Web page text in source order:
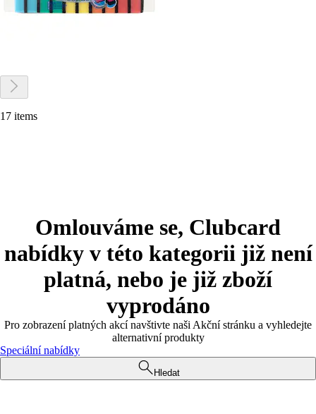
17 items
Omlouváme se, Clubcard
nabídky v této kategorii již není
platná, nebo je již zboží
vyprodáno
Pro zobrazení platných akcí navštivte naši Akční stránku a vyhledejte
alternativní produkty
Speciální nabídky
Hledat